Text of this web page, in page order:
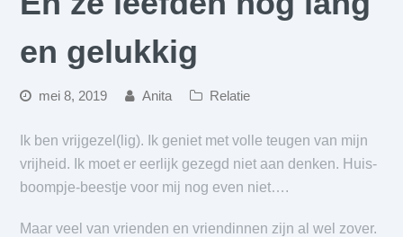
en gelukkig
mei 8, 2019 Anita Relatie
Ik ben vrijgezel(lig). Ik geniet met volle teugen van mijn
vrijheid. Ik moet er eerlijk gezegd niet aan denken. Huis-
boompje-beestje voor mij nog even niet….
Maar veel van vrienden en vriendinnen zijn al wel zover.